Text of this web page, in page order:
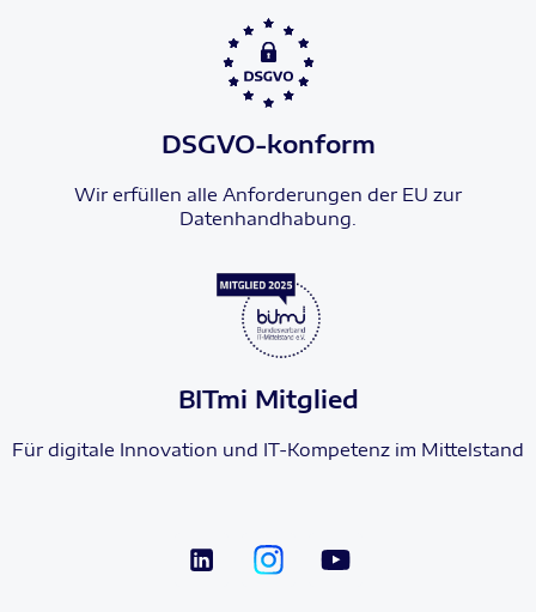
DSGVO-konform
Wir erfüllen alle Anforderungen der EU zur
Datenhandhabung.
BITmi Mitglied
Für digitale Innovation und IT-Kompetenz im Mittelstand